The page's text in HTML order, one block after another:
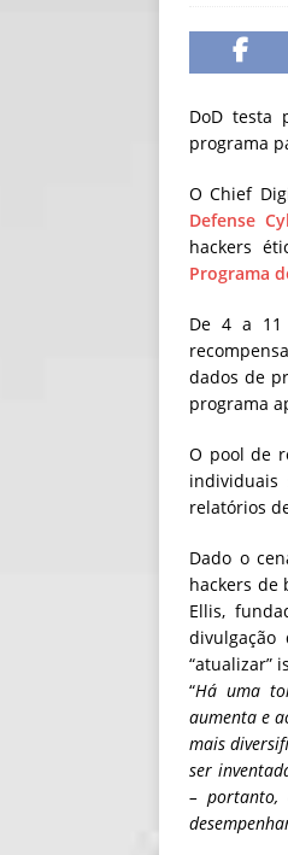
DoD testa
programa
O Chief
Defense
hackers
Programa
De 4 a 11
dados de
programa
O pool de
individuais
relatórios
Dado o
hackers de
Ellis,
“atualizar”
“Há uma
aumenta e
mais
ser
– portanto,